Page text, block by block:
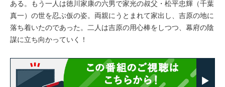
ある。もう一人は徳川家康の六男で家光の叔父・松平忠輝（千葉
真一）の世を忍ぶ仮の姿。両親にうとまれて家出し、吉原の地に
落ち着いたのであった。二人は吉原の用心棒をしつつ、幕府の陰
謀に立ち向かっていく！